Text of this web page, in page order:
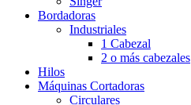
Bordadoras
Industriales
1 Cabezal
2 o más cabezales
Hilos
Máquinas Cortadoras
Circulares